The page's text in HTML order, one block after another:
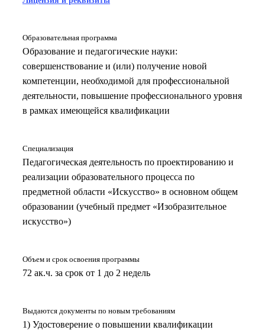
Образовательная программа
Образование и педагогические науки:
совершенствование и (или) получение новой
компетенции, необходимой для профессиональной
деятельности, повышение профессионального уровня
в рамках имеющейся квалификации
Специализация
Педагогическая деятельность по проектированию и
реализации образовательного процесса по
предметной области «Искусство» в основном общем
образовании (учебный предмет «Изобразительное
искусство»)
Объем и срок освоения программы
72 ак.ч. за срок от 1 до 2 недель
Выдаются документы по новым требованиям
1) Удостоверение о повышении квалификации